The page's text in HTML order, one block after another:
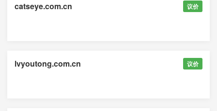
catseye.com.cn 议价
lvyoutong.com.cn 议价